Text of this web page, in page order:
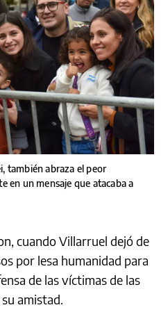
también abraza el peor
en un mensaje que atacaba a
cuando Villarruel dejó de
por lesa humanidad para
de las víctimas de las
amistad.